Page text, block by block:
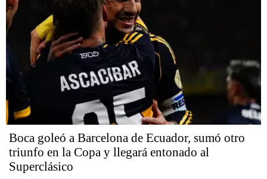
Boca goleó a Barcelona de Ecuador, sumó otro
triunfo en la Copa y llegará entonado al
Superclásico